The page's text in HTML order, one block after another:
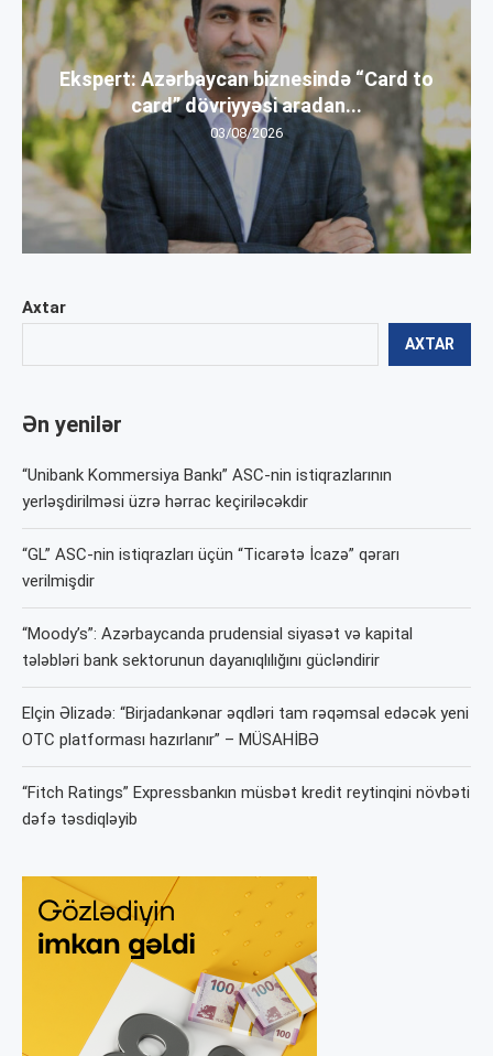
Axtar
AXTAR
Ən yenilər
“Unibank Kommersiya Bankı” ASC-nin istiqrazlarının
yerləşdirilməsi üzrə hərrac keçiriləcəkdir
“GL” ASC-nin istiqrazları üçün “Ticarətə İcazə” qərarı
verilmişdir
“Moody’s”: Azərbaycanda prudensial siyasət və kapital
tələbləri bank sektorunun dayanıqlılığını gücləndirir
Elçin Əlizadə: “Birjadankənar əqdləri tam rəqəmsal edəcək yeni
OTC platforması hazırlanır” – MÜSAHİBƏ
“Fitch Ratings” Expressbankın müsbət kredit reytinqini növbəti
dəfə təsdiqləyib
Ekspert: Azərbaycan biznesində “Card to
card” dövriyyəsi aradan...
03/08/2026